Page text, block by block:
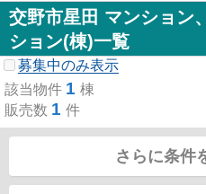
交野市星田 マンション
ション(棟)一覧
募集中のみ表示
該当物件 1 棟
販売数 1 件
さらに条件